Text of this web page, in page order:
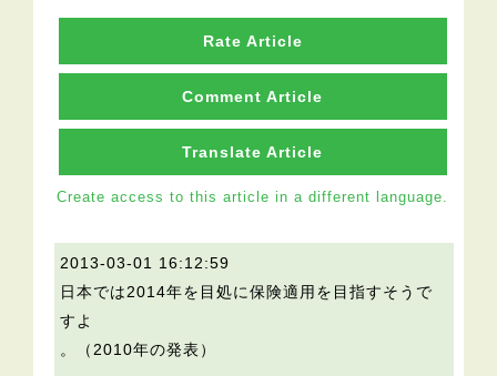
Rate Article
Comment Article
Translate Article
Create access to this article in a different language.
2013-03-01 16:12:59
日本では2014年を目処に保険適用を目指すそうで
すよ
。（2010年の発表）